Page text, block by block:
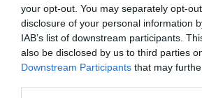
your opt-out. You may separately opt-
disclosure of your personal information
IAB’s list of downstream participants.
also be disclosed by us to third parties
Downstream Participants that may